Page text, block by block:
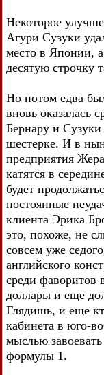
Некоторое
Агури Сузуки
место в Японии,
десятую строчку
Но потом едва
вновь оказалась
Бернару и
шестерке. И в
предприятия
катятся в
будет
постоянные
клиента Эрика
это, похоже, не
совсем уже
английского
среди
доллары и еще
Глядишь, и еще
кабинета в юго-
мыслью
формулы 1.